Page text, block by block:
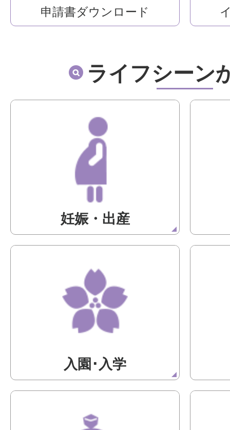
申請書ダウンロード
ライフシーン
妊娠・出産
入園･入学